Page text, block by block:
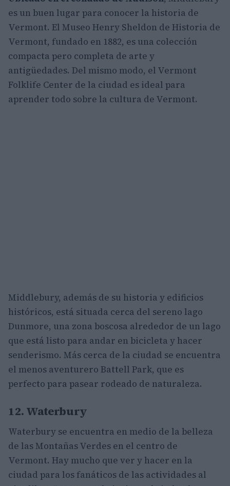
es un buen lugar para conocer la historia de
Vermont. El Museo Henry Sheldon de Historia de
Vermont, fundado en 1882, es una colección
compacta pero completa de arte y
antigüedades. Del mismo modo, el Vermont
Folklife Center de la ciudad es ideal para
aprender todo sobre la cultura de Vermont.
Middlebury, además de su historia y edificios
históricos, está situada cerca del sereno lago
Dunmore, una zona boscosa alrededor de un lago
que está listo para andar en bicicleta y hacer
senderismo. Más cerca de la ciudad se encuentra
el menos aventurero Battell Park, que es
perfecto para pasear rodeado de naturaleza.
12. Waterbury
Waterbury se encuentra en medio de la belleza
de las Montañas Verdes en el centro de
Vermont. Hay mucho que ver y hacer en la
ciudad para los fanáticos de las actividades al